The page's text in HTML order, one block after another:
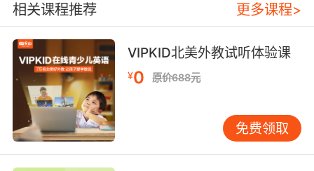
艾伯特 很抱歉说你蛋蛋萎缩
7. Yeah, there was a skeletal support system
before they ripped it out.
是一个骨骼支撑系统 后来他们拿掉了
8. We have dog tags, eraappropriate
weaponry, skeletal remains.
相关课程推荐 更多课程>
VIPKID北美外教试听体验课
¥0 原价688元
免费领取